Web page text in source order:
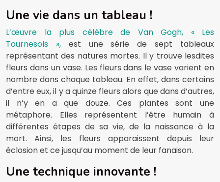
Une vie dans un tableau !
L’œuvre la plus célèbre de Van Gogh, « Les
Tournesols », est une série de sept tableaux
représentant des natures mortes. Il y trouve lesdites
fleurs dans un vase. Les fleurs dans le vase varient en
nombre dans chaque tableau. En effet, dans certains
d’entre eux, il y a quinze fleurs alors que dans d’autres,
il n’y en a que douze. Ces plantes sont une
métaphore. Elles représentent l’être humain à
différentes étapes de sa vie, de la naissance à la
mort. Ainsi, les fleurs apparaissent depuis leur
éclosion et ce jusqu’au moment de leur fanaison.
Une technique innovante !